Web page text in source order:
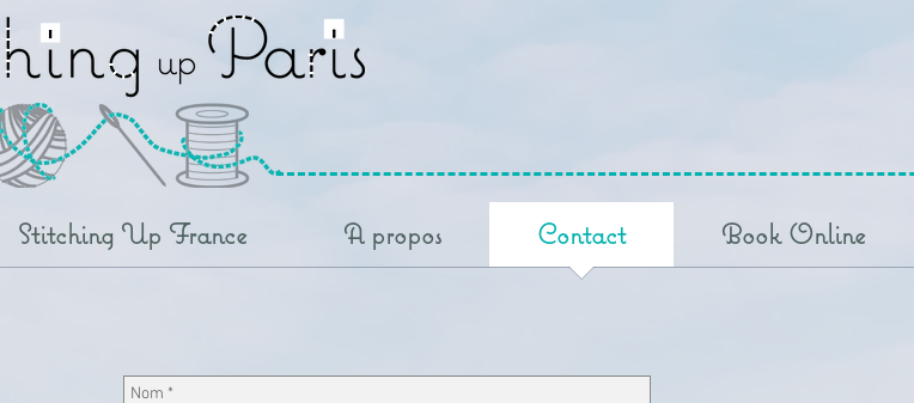
Stitching Up France A propos Contact Book Online